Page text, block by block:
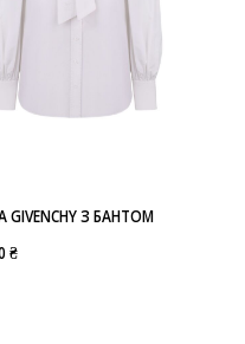
GIVENCHY З БАНТОМ
₴